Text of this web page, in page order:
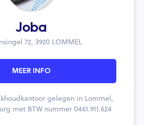
Joba
72, 3920 LOMMEL
MEER INFO
gelegen in Lommel,
met BTW nummer 0461.911.624